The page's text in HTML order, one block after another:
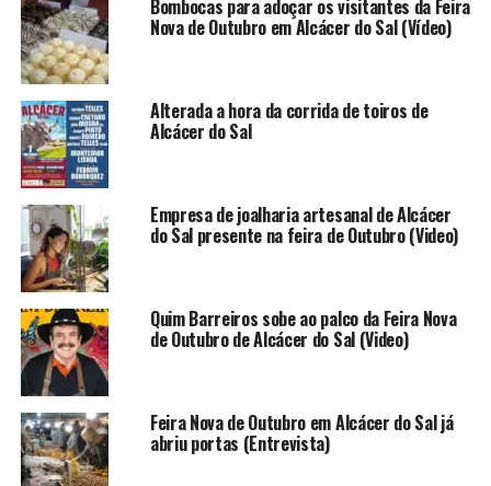
Bombocas para adoçar os visitantes da Feira
Nova de Outubro em Alcácer do Sal (Vídeo)
Alterada a hora da corrida de toiros de
Alcácer do Sal
Empresa de joalharia artesanal de Alcácer
do Sal presente na feira de Outubro (Video)
Quim Barreiros sobe ao palco da Feira Nova
de Outubro de Alcácer do Sal (Video)
Feira Nova de Outubro em Alcácer do Sal já
abriu portas (Entrevista)